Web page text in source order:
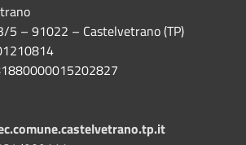
5 – 91022 – Castelvetrano (TP)